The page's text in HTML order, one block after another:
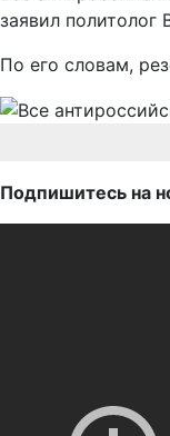
заявил политолог
По его словам,
Подпишитесь на